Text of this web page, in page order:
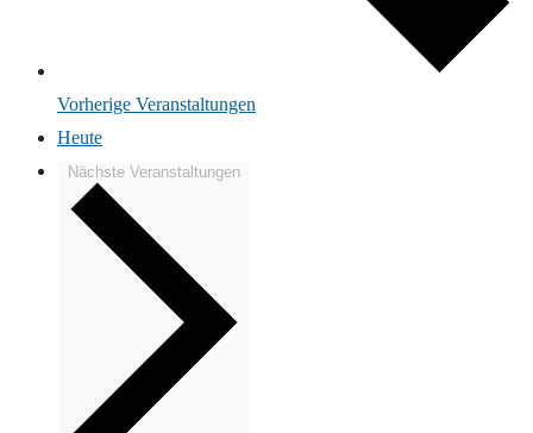
Vorherige Veranstaltungen
Heute
Nächste Veranstaltungen